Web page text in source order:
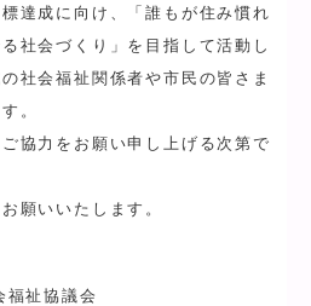
達成に向け、「誰もが住み慣れ
社会づくり」を目指して活動し
社会福祉関係者や市民の皆さま
。
協力をお願い申し上げる次第で
願いいたします。
福祉協議会